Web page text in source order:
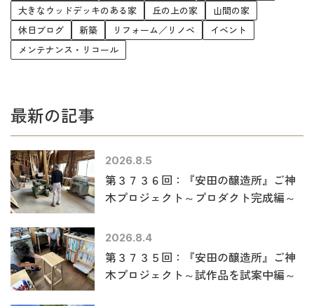
大きなウッドデッキのある家
丘の上の家
山間の家
休日ブログ
新築 リフォーム／リノベ
イベント
メンテナンス・リコール
最新の記事
2026.8.5
第３７３６回：『安田の醸造所』ご神
木プロジェクト～プロダクト完成編～
2026.8.4
第３７３５回：『安田の醸造所』ご神
木プロジェクト～試作品を試案中編～